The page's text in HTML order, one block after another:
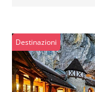
Destinazioni